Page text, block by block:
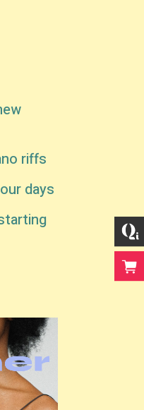
riffs
days